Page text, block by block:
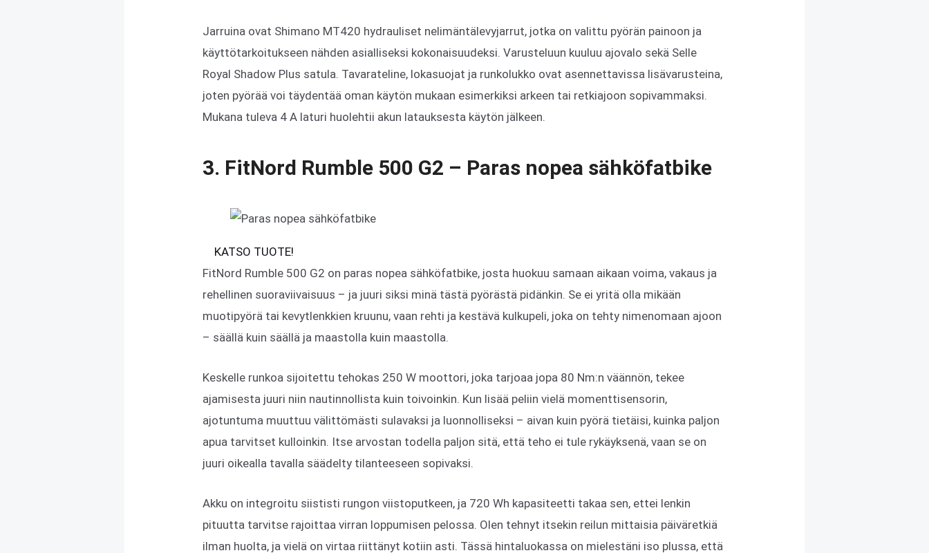
Jarruina ovat Shimano MT420 hydrauliset nelimäntälevyjarrut, jotka on valittu pyörän painoon ja
käyttötarkoitukseen nähden asialliseksi kokonaisuudeksi. Varusteluun kuuluu ajovalo sekä Selle
Royal Shadow Plus satula. Tavarateline, lokasuojat ja runkolukko ovat asennettavissa lisävarusteina,
joten pyörää voi täydentää oman käytön mukaan esimerkiksi arkeen tai retkiajoon sopivammaksi.
Mukana tuleva 4 A laturi huolehtii akun latauksesta käytön jälkeen.
3. FitNord Rumble 500 G2 – Paras nopea sähköfatbike
KATSO TUOTE!
FitNord Rumble 500 G2 on paras nopea sähköfatbike, josta huokuu samaan aikaan voima, vakaus ja
rehellinen suoraviivaisuus – ja juuri siksi minä tästä pyörästä pidänkin. Se ei yritä olla mikään
muotipyörä tai kevytlenkkien kruunu, vaan rehti ja kestävä kulkupeli, joka on tehty nimenomaan ajoon
– säällä kuin säällä ja maastolla kuin maastolla.
Keskelle runkoa sijoitettu tehokas 250 W moottori, joka tarjoaa jopa 80 Nm:n väännön, tekee
ajamisesta juuri niin nautinnollista kuin toivoinkin. Kun lisää peliin vielä momenttisensorin,
ajotuntuma muuttuu välittömästi sulavaksi ja luonnolliseksi – aivan kuin pyörä tietäisi, kuinka paljon
apua tarvitset kulloinkin. Itse arvostan todella paljon sitä, että teho ei tule rykäyksenä, vaan se on
juuri oikealla tavalla säädelty tilanteeseen sopivaksi.
Akku on integroitu siististi rungon viistoputkeen, ja 720 Wh kapasiteetti takaa sen, ettei lenkin
pituutta tarvitse rajoittaa virran loppumisen pelossa. Olen tehnyt itsekin reilun mittaisia päiväretkiä
ilman huolta, ja vielä on virtaa riittänyt kotiin asti. Tässä hintaluokassa on mielestäni iso plussa, että